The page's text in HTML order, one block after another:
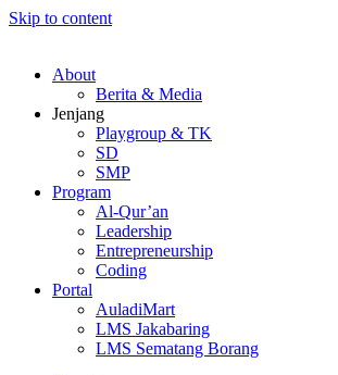
Skip to content
About
Berita & Media
Jenjang
Playgroup & TK
SD
SMP
Program
Al-Qur’an
Leadership
Entrepreneurship
Coding
Portal
AuladiMart
LMS Jakabaring
LMS Sematang Borang